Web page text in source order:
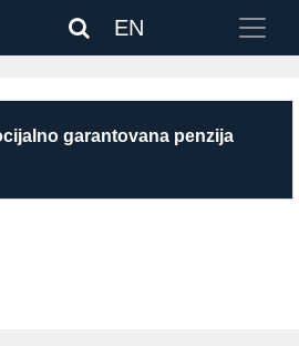
EN
garantovana penzija